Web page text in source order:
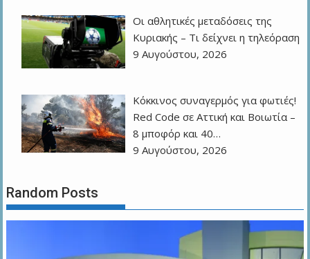
Οι αθλητικές μεταδόσεις της
Κυριακής – Τι δείχνει η τηλεόραση
9 Αυγούστου, 2026
Κόκκινος συναγερμός για φωτιές!
Red Code σε Αττική και Βοιωτία –
8 μποφόρ και 40…
9 Αυγούστου, 2026
Random Posts